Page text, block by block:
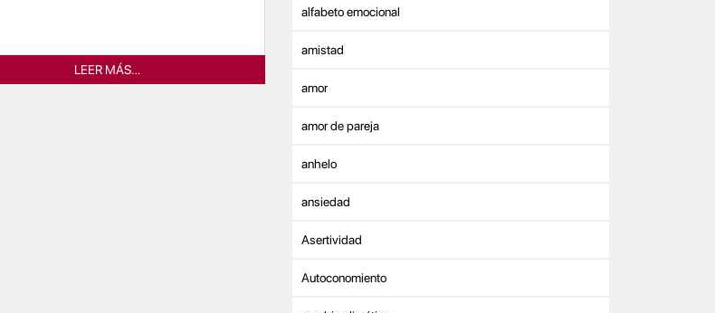
LEER MÁS…
alfabeto emocional
amistad
amor
amor de pareja
anhelo
ansiedad
Asertividad
Autoconomiento